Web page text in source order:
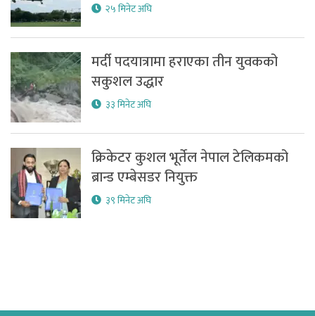
२५ मिनेट अघि
मर्दी पदयात्रामा हराएका तीन युवकको
सकुशल उद्धार
३३ मिनेट अघि
क्रिकेटर कुशल भूर्तेल नेपाल टेलिकमको
ब्रान्ड एम्बेसडर नियुक्त
३९ मिनेट अघि